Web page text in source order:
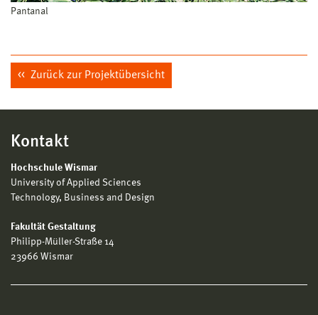
Pantanal
Zurück zur Projektübersicht
Kontakt
Hochschule Wismar
University of Applied Sciences
Technology, Business and Design
Fakultät Gestaltung
Philipp-Müller-Straße 14
23966 Wismar